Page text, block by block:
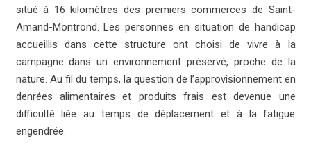
situé à 16 kilomètres des premiers commerces de Saint-
Amand-Montrond. Les personnes en situation de handicap
accueillis dans cette structure ont choisi de vivre à la
campagne dans un environnement préservé, proche de la
nature. Au fil du temps, la question de l’approvisionnement en
denrées alimentaires et produits frais est devenue une
difficulté liée au temps de déplacement et à la fatigue
engendrée.